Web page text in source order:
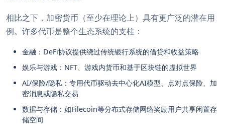
相比之下，加密货币（至少在理论上）具有更广泛的潜在用
例。许多代币是整个生态系统的支柱：
金融：DeFi协议提供绕过传统银行系统的借贷和收益策略
娱乐与游戏：NFT、游戏内货币和基于区块链的虚拟世界
AI/保险/隐私：专用代币驱动去中心化AI模型、点对点保险、加
密消息或隐私交易
数据与存储：如Filecoin等分布式存储网络奖励用户共享闲置存
储空间